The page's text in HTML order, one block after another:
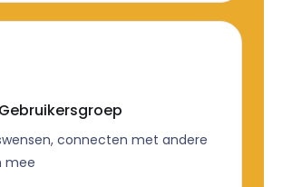
connecten met andere
mee